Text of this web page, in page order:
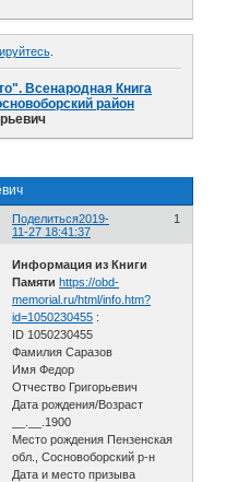
.
Всенародная Книга
район
Поделиться 1
2019-
11-27 18:41:37
Информация из Книги
Памяти https://obd-
memorial.ru/html/info.htm?
id=1050230455 :
ID 1050230455
Фамилия Саразов
Имя Федор
Отчество Григорьевич
Дата рождения/Возраст
__.__.1900
Место рождения Пензенская
обл., Сосновоборский р-н
Дата и место призыва